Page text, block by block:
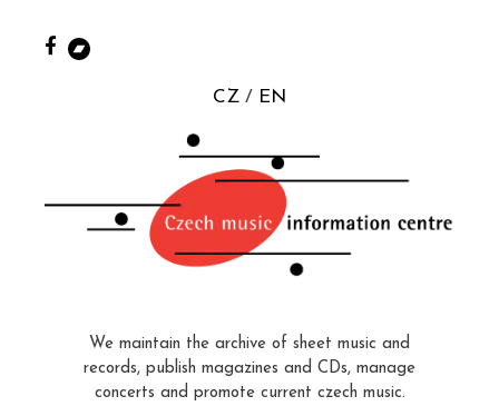
CZ EN
We maintain the archive of sheet music and
records, publish magazines and CDs, manage
concerts and promote current czech music.